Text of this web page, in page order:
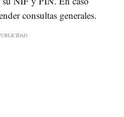
consultas generales.